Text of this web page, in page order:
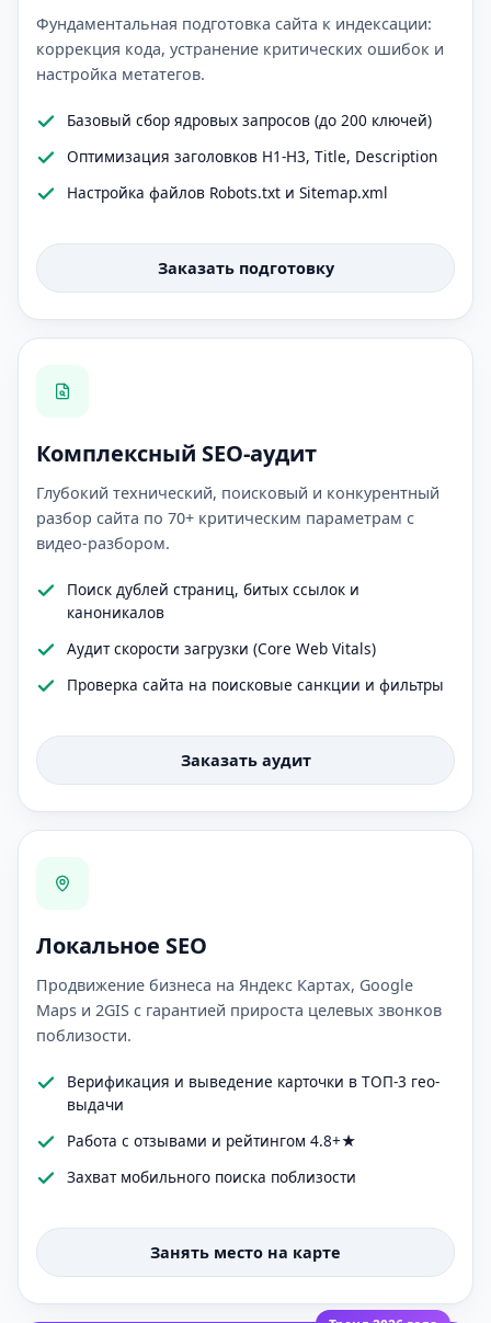
Фундаментальная подготовка сайта к индексации:
коррекция кода, устранение критических ошибок и
настройка метатегов.
Базовый сбор ядровых запросов (до 200 ключей)
Оптимизация заголовков H1-H3, Title, Description
Настройка файлов Robots.txt и Sitemap.xml
Заказать подготовку
Комплексный SEO-аудит
Глубокий технический, поисковый и конкурентный
разбор сайта по 70+ критическим параметрам с
видео-разбором.
Поиск дублей страниц, битых ссылок и
каноникалов
Аудит скорости загрузки (Core Web Vitals)
Проверка сайта на поисковые санкции и фильтры
Заказать аудит
Локальное SEO
Продвижение бизнеса на Яндекс Картах, Google
Maps и 2GIS с гарантией прироста целевых звонков
поблизости.
Верификация и выведение карточки в ТОП-3 гео-
выдачи
Работа с отзывами и рейтингом 4.8+★
Захват мобильного поиска поблизости
Занять место на карте